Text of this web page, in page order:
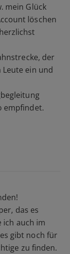
mein Glück
löschen
der
ein und
empfindet.
das es
ich auch im
gibt noch für
zu finden.